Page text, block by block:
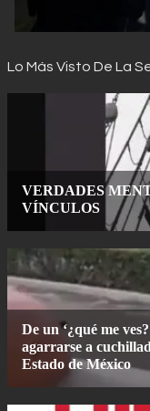
Lo Más Visto De La